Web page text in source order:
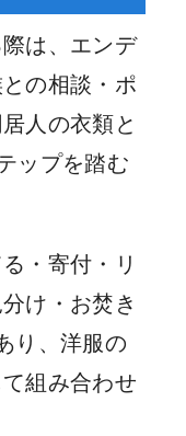
は、エンデ
の相談・ポ
人の衣類と
ップを踏む
・寄付・リ
け・お焚き
り、洋服の
組み合わせ